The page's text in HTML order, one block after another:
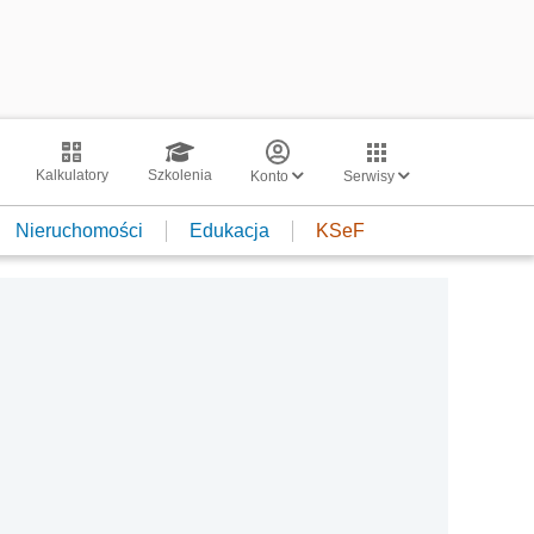
Kalkulatory Szkolenia Konto Serwisy
Nieruchomości Edukacja KSeF